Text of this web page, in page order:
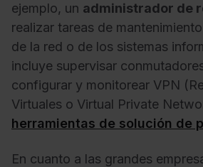
ejemplo, un administrador de
realizar tareas de
de la red o de los sistemas
incluye supervisar
configurar y monitorear VPN
Virtuales o Virtual Private
herramientas de solución de
En cuanto a las grandes